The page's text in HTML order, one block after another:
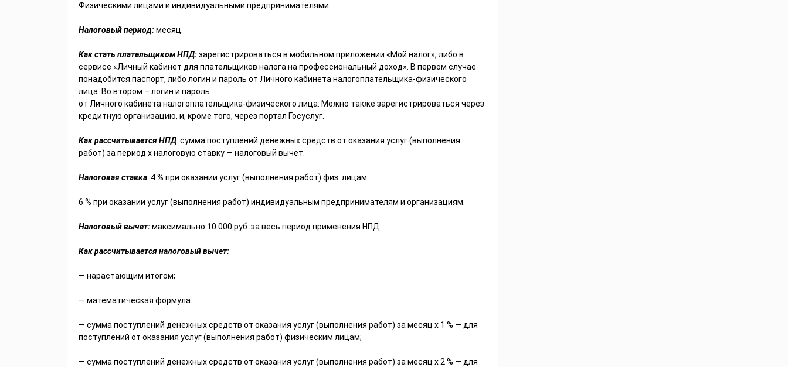
Физическими лицами и индивидуальными предпринимателями.
Налоговый период:месяц.
Как стать плательщиком НПД:зарегистрироваться в мобильном приложении «Мой налог», либо в
сервисе «Личный кабинет для плательщиков налога на профессиональный доход». В первом случае
понадобится паспорт, либо логин и пароль от Личного кабинета налогоплательщика-физического
лица. Во втором – логин и пароль
от Личного кабинета налогоплательщика-физического лица. Можно также зарегистрироваться через
кредитную организацию, и, кроме того, через портал Госуслуг.
Как рассчитываетсяНПД: сумма поступлений денежных средств от оказания услуг (выполнения
работ) за период х налоговую ставку — налоговый вычет.
Налоговая ставка: 4 % при оказании услуг (выполнения работ) физ. лицам
6 % при оказании услуг (выполнения работ) индивидуальным предпринимателям и организациям.
Налоговый вычет:максимально 10 000 руб. за весь период применения НПД.
Как рассчитывается налоговый вычет:
— нарастающим итогом;
— математическая формула:
— сумма поступлений денежных средств от оказания услуг (выполнения работ) за месяц х 1 % — для
поступлений от оказания услуг (выполнения работ) физическим лицам;
— сумма поступлений денежных средств от оказания услуг (выполнения работ) за месяц х 2 % — для